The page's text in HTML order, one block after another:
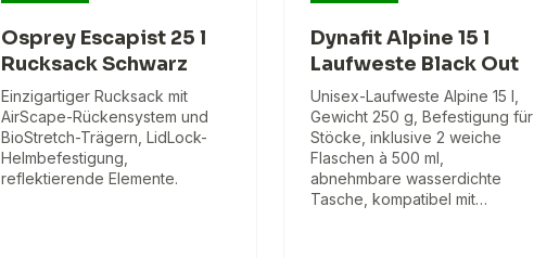
Osprey Escapist 25 l
Rucksack Schwarz
Einzigartiger Rucksack mit
AirScape-Rückensystem und
BioStretch-Trägern, LidLock-
Helmbefestigung,
reflektierende Elemente.
Dynafit Alpine 15 l
Laufweste Black Out
Unisex-Laufweste Alpine 15 l,
Gewicht 250 g, Befestigung für
Stöcke, inklusive 2 weiche
Flaschen à 500 ml,
abnehmbare wasserdichte
Tasche, kompatibel mit…